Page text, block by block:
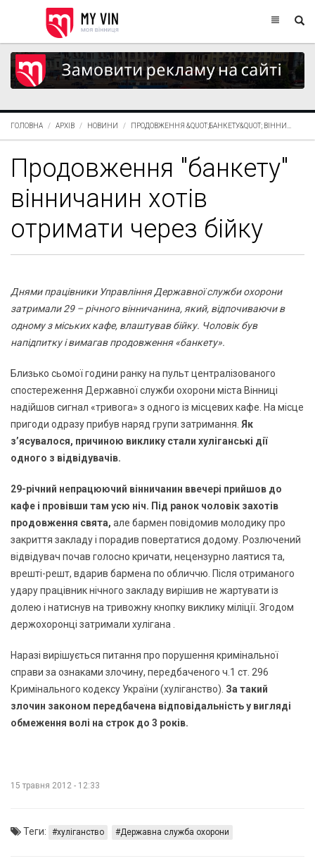
ГОЛОВНА АРХІВ НОВИНИ ПРОДОВЖЕННЯ &QUOT;БАНКЕТУ&QUOT; ВІННИ...
Продовження "банкету"
вінничанин хотів
отримати через бійку
Днями працівники Управління Державної служби охорони
затримали 29 – річного вінничанина, який, відпочиваючи в
одному з міських кафе, влаштував бійку. Чоловік був
напідпитку і вимагав продовження «банкету».
Близько сьомої години ранку на пульт централізованого
спостереження Державної служби охорони міста Вінниці
надійшов сигнал «тривога» з одного із місцевих кафе. На місце
пригоди одразу прибув наряд групи затримання. Як
з’ясувалося, причиною виклику стали хуліганські дії
одного з відвідувачів.
29-річний непрацюючий вінничанин ввечері прийшов до
кафе і провівши там усю ніч. Під ранок чоловік захотів
продовження свята, але бармен повідомив молодику про
закриття закладу і порадив повертатися додому. Розлючений
відвідувач почав голосно кричати, нецензурно лаятися та,
врешті-решт, вдарив бармена по обличчю. Після отриманого
удару працівник нічного закладу вирішив не жартувати із
долею і натиснув на тривожну кнопку виклику міліції. Згодом
держохоронці затримали хулігана .
Наразі вирішується питання про порушення кримінальної
справи за ознаками злочину, передбаченого ч.1 ст. 296
Кримінального кодексу України (хуліганство). За такий
злочин законом передбачена відповідальність у вигляді
обмеження волі на строк до 3 років.
15 травня 2012 - 12:33
Теги: хуліганство Державна служба охорони